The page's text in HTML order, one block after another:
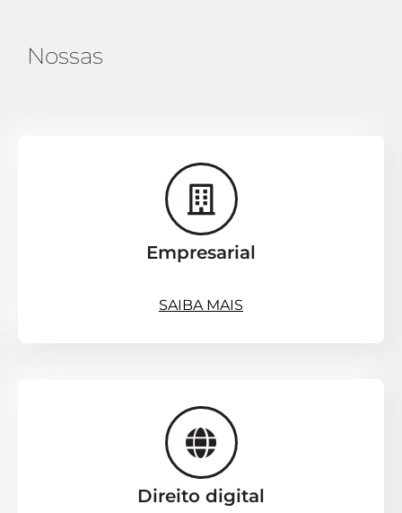
Nossas
Empresarial
SAIBA MAIS
Direito digital